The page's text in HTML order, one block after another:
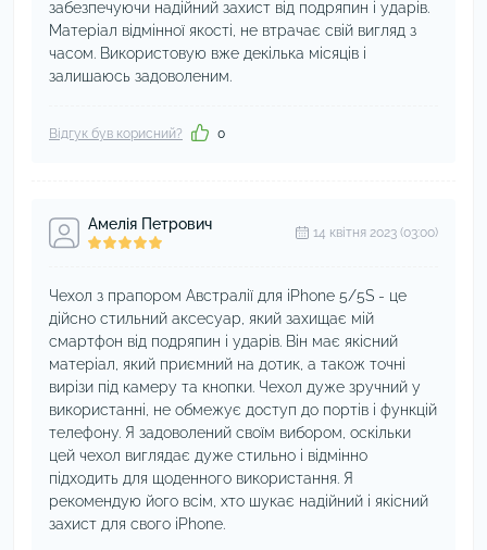
забезпечуючи надійний захист від подряпин і ударів.
Матеріал відмінної якості, не втрачає свій вигляд з
часом. Використовую вже декілька місяців і
залишаюсь задоволеним.
Відгук був корисний? 0
Амелія Петрович 14 квітня 2023 (03:00)
Чехол з прапором Австралії для iPhone 5/5S - це
дійсно стильний аксесуар, який захищає мій
смартфон від подряпин і ударів. Він має якісний
матеріал, який приємний на дотик, а також точні
вирізи під камеру та кнопки. Чехол дуже зручний у
використанні, не обмежує доступ до портів і функцій
телефону. Я задоволений своїм вибором, оскільки
цей чехол виглядає дуже стильно і відмінно
підходить для щоденного використання. Я
рекомендую його всім, хто шукає надійний і якісний
захист для свого iPhone.